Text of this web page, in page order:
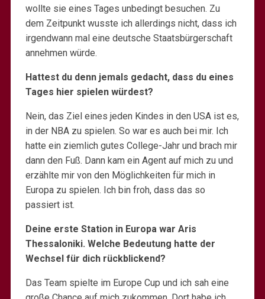
wollte sie eines Tages unbedingt besuchen. Zu
dem Zeitpunkt wusste ich allerdings nicht, dass ich
irgendwann mal eine deutsche Staatsbürgerschaft
annehmen würde.
Hattest du denn jemals gedacht, dass du eines
Tages hier spielen würdest?
Nein, das Ziel eines jeden Kindes in den USA ist es,
in der NBA zu spielen. So war es auch bei mir. Ich
hatte ein ziemlich gutes College-Jahr und brach mir
dann den Fuß. Dann kam ein Agent auf mich zu und
erzählte mir von den Möglichkeiten für mich in
Europa zu spielen. Ich bin froh, dass das so
passiert ist.
Deine erste Station in Europa war Aris
Thessaloniki. Welche Bedeutung hatte der
Wechsel für dich rückblickend?
Das Team spielte im Europe Cup und ich sah eine